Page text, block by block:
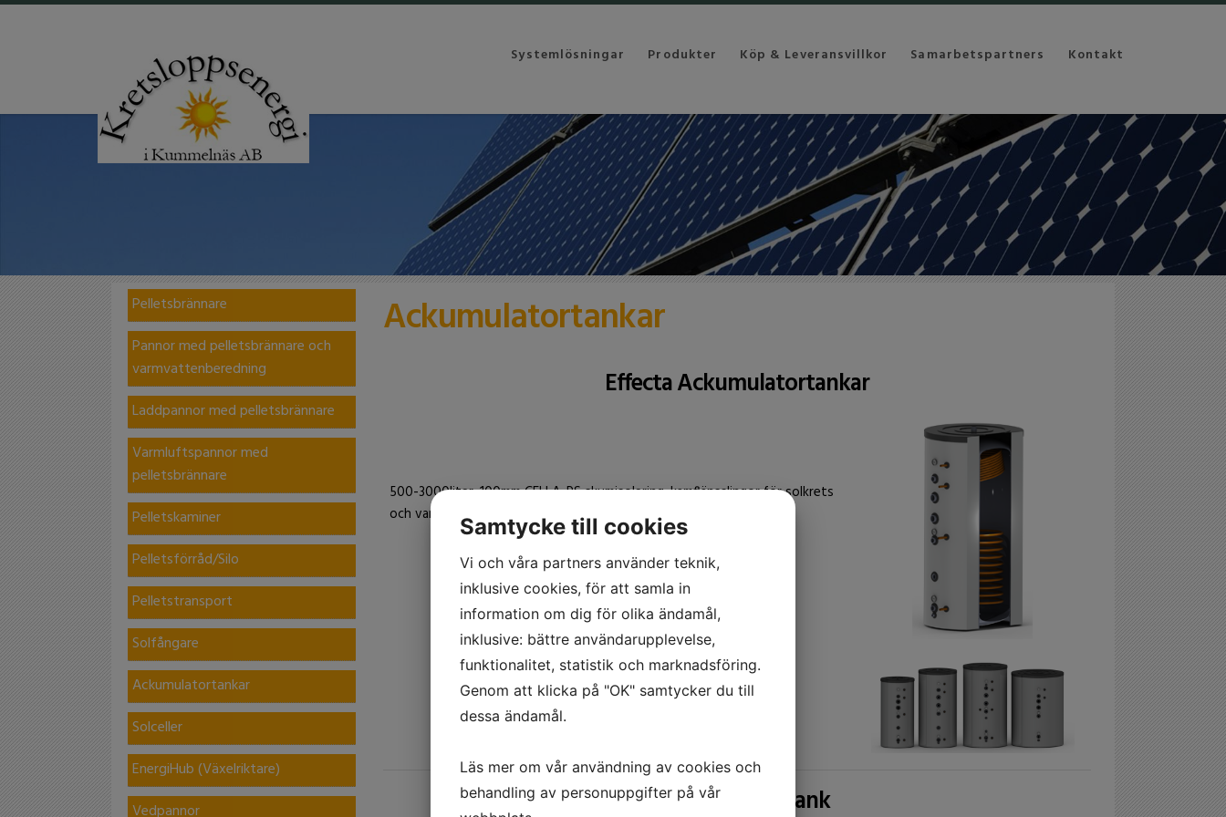
Systemlösningar Produkter Köp & Leveransvillkor Samarbetspartners Kontakt
Pelletsbrännare
Pannor med pelletsbrännare och
varmvattenberedning
Laddpannor med pelletsbrännare
Varmluftspannor med
pelletsbrännare
Pelletskaminer
Pelletsförråd/Silo
Pelletstransport
Solfångare
Ackumulatortankar
Solceller
EnergiHub (Växelriktare)
Vedpannor
Ackumulatortankar
Effecta Ackumulatortankar
500-3000liter, 100mm CELLA-PS skumisolering, kamflänsslingor för solkrets
och varmvatten.
Lesol solvärmetank
Samtycke till cookies
Vi och våra partners använder teknik,
inklusive cookies, för att samla in
information om dig för olika ändamål,
inklusive: bättre användarupplevelse,
funktionalitet, statistik och marknadsföring.
Genom att klicka på "OK" samtycker du till
dessa ändamål.
Läs mer om vår användning av cookies och
behandling av personuppgifter på vår